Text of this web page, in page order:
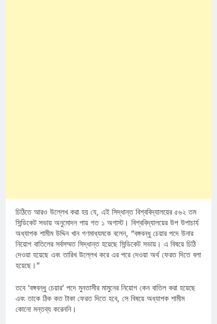
চিঠিতে আরও উল্লেখ করা হয় যে, এই সিদ্ধান্ত বিশ্ববিদ্যালয়ের ৫৬২ তম
সিন্ডিকেট সভায় অনুমোদন পায় গত ১ অগাস্ট। বিশ্ববিদ্যালয়ের উপ উপাচার্য
অধ্যাপক শামীম উদ্দিন খান গণমাধ্যমকে বলেন, “বঙ্গবন্ধু চেয়ার পদে উনার
নিয়োগ বাতিলের সর্বসম্মত সিদ্ধান্ত হয়েছে সিন্ডিকেট সভায়। এ বিষয়ে চিঠি
দেওয়া হয়েছে এবং তারিখ উল্লেখ করে এর পরে দেওয়া অর্থ ফেরত দিতে বলা
হয়েছে।”
তবে ‘বঙ্গবন্ধু চেয়ার’ পদে মুনতাসীর মামুনের নিয়োগ কেন বাতিল করা হয়েছে
এবং তাকে ঠিক কত টাকা ফেরত দিতে হবে, সে বিষয়ে অধ্যাপক শামীম
কোনো মন্তব্য করেননি।